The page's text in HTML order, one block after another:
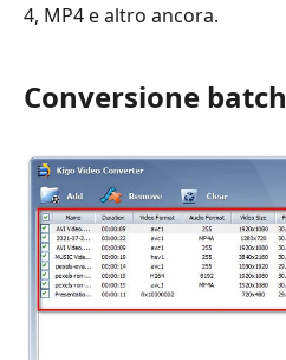
4, MP4 e altro ancora.
Conversione batch